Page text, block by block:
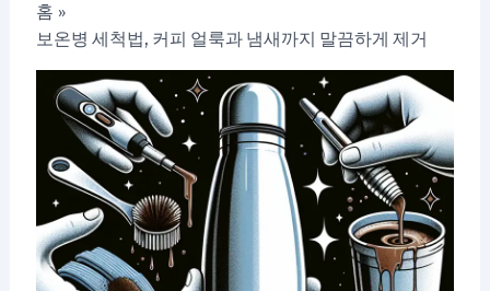
홈
보온병 세척법, 커피 얼룩과 냄새까지 말끔하게 제거